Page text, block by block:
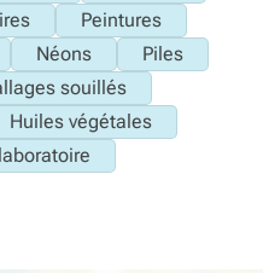
Peintures
Néons
Piles
souillés
Huiles végétales